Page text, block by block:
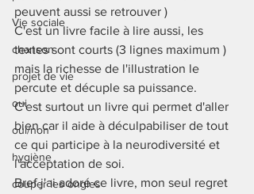
Vie sociale
chanson
projet de vie
oui
oui/non
hygiène
couper les ongles
peuvent aussi se retrouver )
C'est un livre facile à lire aussi, les
textes sont courts (3 lignes maximum )
mais la richesse de l'illustration le
percute et décuple sa puissance.
C'est surtout un livre qui permet d'aller
bien car il aide à déculpabiliser de tout
ce qui participe à la neurodiversité et
l'acceptation de soi.
Bref j'ai adoré ce livre, mon seul regret